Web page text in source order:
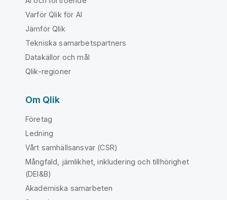
Varför Qlik för AI
Jämför Qlik
Tekniska samarbetspartners
Datakällor och mål
Qlik-regioner
Om Qlik
Företag
Ledning
Vårt samhällsansvar (CSR)
Mångfald, jämlikhet, inkludering och tillhörighet
(DEI&B)
Akademiska samarbeten